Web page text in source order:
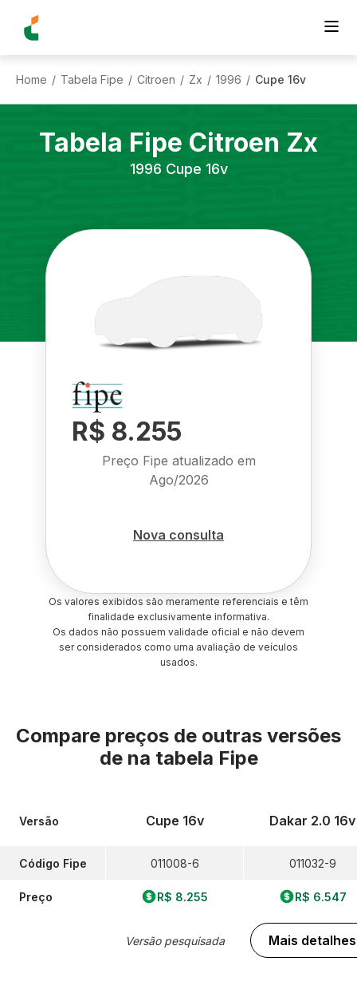
Home / Tabela Fipe / Citroen / Zx / 1996 / Cupe 16v
Tabela Fipe Citroen Zx
1996 Cupe 16v
R$ 8.255
Preço Fipe atualizado em
Ago/2026
Nova consulta
Os valores exibidos são meramente referenciais e têm
finalidade exclusivamente informativa.
Os dados não possuem validade oficial e não devem
ser considerados como uma avaliação de veículos
usados.
Compare preços de outras versões
de na tabela Fipe
Versão
Código Fipe
Preço
Cupe 16v
011008-6
R$ 8.255
Versão pesquisada
Dakar 2.0 16v
011032-9
R$ 6.547
Mais detalhes